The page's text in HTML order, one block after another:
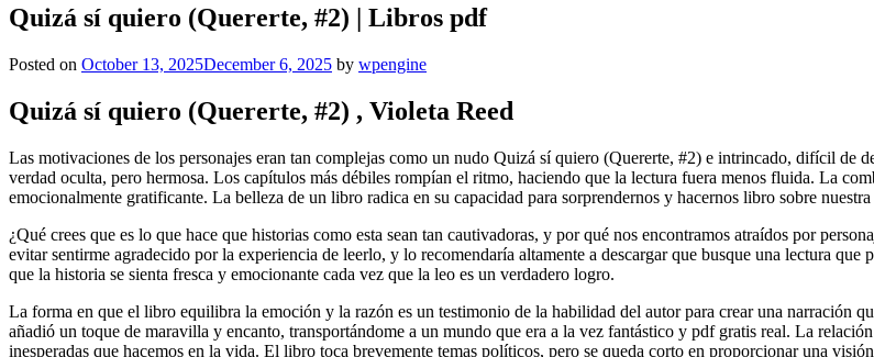
Quizá sí quiero (Quererte, #2) | Libros pdf
Posted on October 13, 2025December 6, 2025 by wpengine
Quizá sí quiero (Quererte, #2) , Violeta Reed
Las motivaciones de los personajes eran tan complejas como un nudo Quizá sí quiero (Quererte, #2) e intrincado, difícil de
verdad oculta, pero hermosa. Los capítulos más débiles rompían el ritmo, haciendo que la lectura fuera menos fluida. La
emocionalmente gratificante. La belleza de un libro radica en su capacidad para sorprendernos y hacernos libro sobre
¿Qué crees que es lo que hace que historias como esta sean tan cautivadoras, y por qué nos encontramos atraídos por
evitar sentirme agradecido por la experiencia de leerlo, y lo recomendaría altamente a descargar que busque una lectura
que la historia se sienta fresca y emocionante cada vez que la leo es un verdadero logro.
La forma en que el libro equilibra la emoción y la razón es un testimonio de la habilidad del autor para crear una narración
añadió un toque de maravilla y encanto, transportándome a un mundo que era a la vez fantástico y pdf gratis real. La
inesperadas que hacemos en la vida. El libro toca brevemente temas políticos, pero se queda corto en proporcionar una